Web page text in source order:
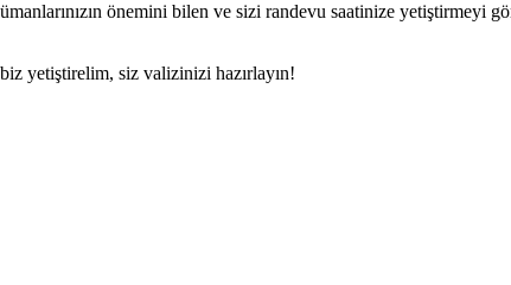
önemini bilen ve sizi randevu saatinize yetiştirmeyi
biz yetiştirelim, siz valizinizi hazırlayın!